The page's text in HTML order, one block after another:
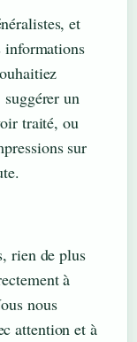
et
informations
un
traité, ou
sur
rien de plus
à
nous
attention et à